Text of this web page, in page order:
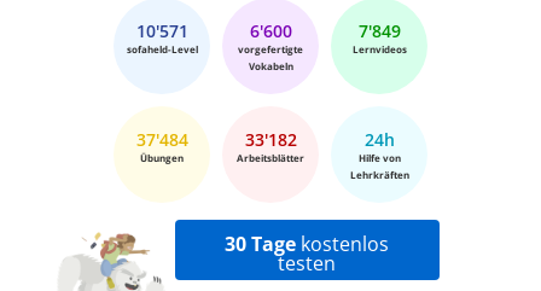
10'571
sofaheld-Level
6'600
vorgefertigte
Vokabeln
7'849
Lernvideos
37'484
Übungen
33'182
Arbeitsblätter
24h
Hilfe von
Lehrkräften
30 Tage kostenlos
testen